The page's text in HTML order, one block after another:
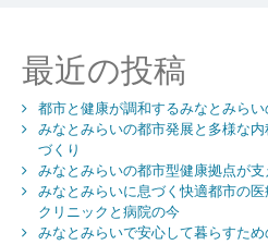
ョ
ン
最近の投稿
都市と健康が調和するみなとみら
みなとみらいの都市発展と多様な
づくり
みなとみらいの都市型健康拠点が
みなとみらいに息づく快適都市の
クリニックと病院の今
みなとみらいで安心して暮らすた